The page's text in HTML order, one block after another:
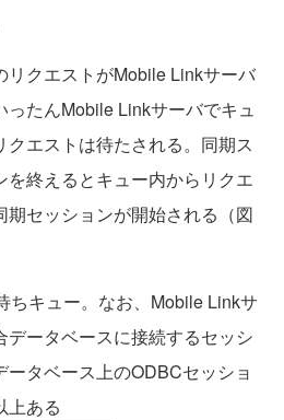
クエストがMobile Linkサーバ
ったんMobile Linkサーバでキュ
エストは待たされる。同期ス
を終えるとキュー内からリクエ
期セッションが開始される（図
ちキュー。なお、Mobile Linkサ
データベースに接続するセッシ
ータベース上のODBCセッショ
上ある